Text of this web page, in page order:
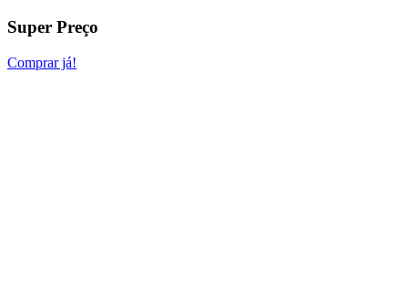
Super Preço
Comprar já!